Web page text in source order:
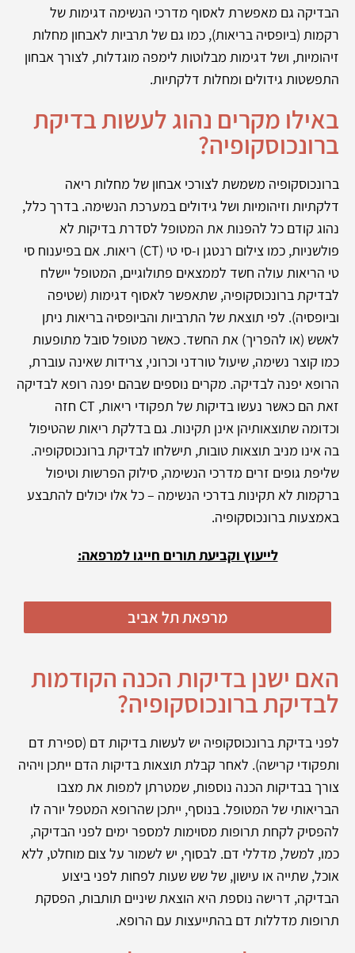
הבדיקה גם מאפשרת לאסוף מדרכי הנשימה דגימות של
רקמות (ביופסיה בריאות), כמו גם של תרביות לאבחון מחלות
זיהומיות, ושל דגימות מבלוטות לימפה מוגדלות, לצורך אבחון
התפשטות גידולים ומחלות דלקתיות.
באילו מקרים נהוג לעשות בדיקת
ברונכוסקופיה?
ברונכוסקופיה משמשת לצורכי אבחון של מחלות ריאה
דלקתיות וזיהומיות ושל גידולים במערכת הנשימה. בדרך כלל,
נהוג קודם כל להפנות את המטופל לסדרת בדיקות לא
פולשניות, כמו צילום רנטגן ו-סי טי (CT) ריאות. אם בפיענוח סי
טי הריאות עולה חשד לממצאים פתולוגיים, המטופל יישלח
לבדיקת ברונכוסקופיה, שתאפשר לאסוף דגימות (שטיפה
וביופסיה). לפי תוצאת של התרביות והביופסיה בריאות ניתן
לאשש (או להפריך) את החשד. כאשר מטופל סובל מתופעות
כמו קוצר נשימה, שיעול טורדני וכרוני, צרידות שאינה עוברת,
הרופא יפנה לבדיקה. מקרים נוספים שבהם יפנה רופא לבדיקה
זאת הם כאשר נעשו בדיקות של תפקודי ריאות, CT חזה
וכדומה שתוצאותיהן אינן תקינות. גם בדלקת ריאות שהטיפול
בה אינו מניב תוצאות טובות, תישלחו לבדיקת ברונכוסקופיה.
שליפת גופים זרים מדרכי הנשימה, סילוק הפרשות וטיפול
ברקמות לא תקינות בדרכי הנשימה – כל אלו יכולים להתבצע
באמצעות ברונכוסקופיה.
לייעוץ וקביעת תורים חייגו למרפאה:
מרפאת תל אביב
האם ישנן בדיקות הכנה הקודמות
לבדיקת ברונכוסקופיה?
לפני בדיקת ברונכוסקופיה יש לעשות בדיקות דם (ספירת דם
ותפקודי קרישה). לאחר קבלת תוצאות בדיקות הדם ייתכן ויהיה
צורך בבדיקות הכנה נוספות, שמטרתן למפות את מצבו
הבריאותי של המטופל. בנוסף, ייתכן שהרופא המטפל יורה לו
להפסיק לקחת תרופות מסוימות למספר ימים לפני הבדיקה,
כמו, למשל, מדללי דם. לבסוף, יש לשמור על צום מוחלט, ללא
אוכל, שתייה או עישון, של שש שעות לפחות לפני ביצוע
הבדיקה, דרישה נוספת היא הוצאת שיניים תותבות, הפסקת
תרופות מדללות דם בהתייעצות עם הרופא.